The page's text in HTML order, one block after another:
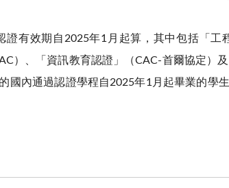
有效期自2025年1月起算，其中包括「工
）、「資訊教育認證」（CAC-首爾協定）
內通過認證學程自2025年1月起畢業的學